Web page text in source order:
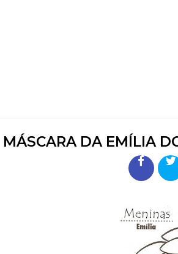
MÁSCARA DA EMÍLIA